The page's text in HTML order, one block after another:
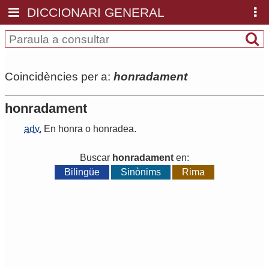
DICCIONARI GENERAL
Coincidències per a: honradament
honradament
adv. En honra o honradea.
Buscar honradament en:
Bilingüe
Sinònims Rima